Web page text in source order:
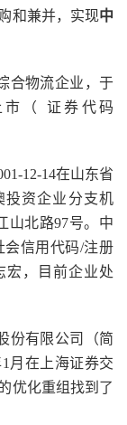
和兼并，实现中
合物流企业，于
市（ 证券代码
12-14在山东省
投资企业分支机
山北路97号。中
会信用代码/注册
宏，目前企业处
份有限公司（简
月在上海证券交
优化重组找到了